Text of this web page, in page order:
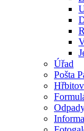
Úřad
Pošta
Hřbitov